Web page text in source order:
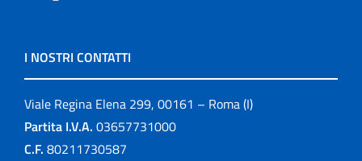
I NOSTRI CONTATTI
Viale Regina Elena 299, 00161 – Roma (I)
Partita I.V.A. 03657731000
C.F. 80211730587